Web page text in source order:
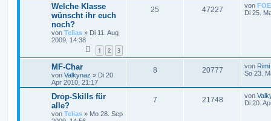
Welche Klasse
wünscht ihr euch
noch?
von Telias » Di 11. Aug
2009, 14:38
1 2 3
25 47227 von FOE
Di 25.
MF-Char
von Valkynaz » Di 20.
Apr 2010, 21:17
8 20777 von Rimi
So 23.
Drop-Skills für
alle?
von Telias » Mo 28. Sep
7 21748 von
Di 20.